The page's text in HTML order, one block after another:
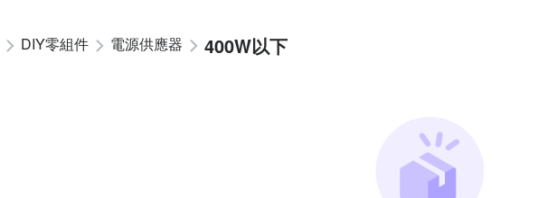
DIY零組件 電源供應器 400W以下